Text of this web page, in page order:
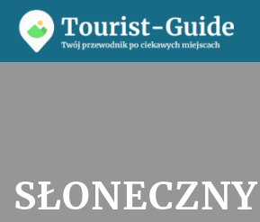
Przejdź
treści